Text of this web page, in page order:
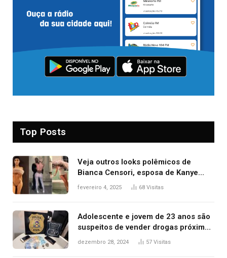
Top Posts
Veja outros looks polêmicos de
Bianca Censori, esposa de Kanye
West que apareceu nua no Grammy
fevereiro 4, 2025 68 Visitas
Adolescente e jovem de 23 anos são
suspeitos de vender drogas próximo
de delegacia e escola, diz polícia
dezembro 28, 2024 57 Visitas